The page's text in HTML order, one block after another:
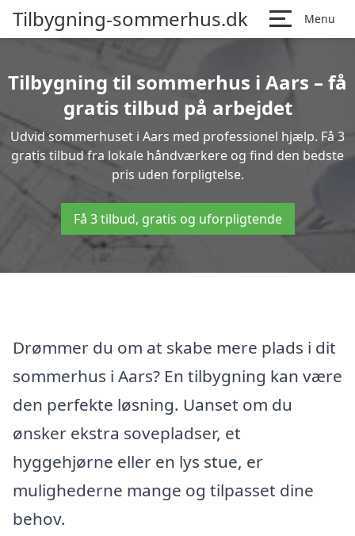
Tilbygning-sommerhus.dk Menu
Tilbygning til sommerhus i Aars – få
gratis tilbud på arbejdet
Udvid sommerhuset i Aars med professionel hjælp. Få 3
gratis tilbud fra lokale håndværkere og find den bedste
pris uden forpligtelse.
Få 3 tilbud, gratis og uforpligtende
Drømmer du om at skabe mere plads i dit
sommerhus i Aars? En tilbygning kan være
den perfekte løsning. Uanset om du
ønsker ekstra sovepladser, et
hyggehjørne eller en lys stue, er
mulighederne mange og tilpasset dine
behov.